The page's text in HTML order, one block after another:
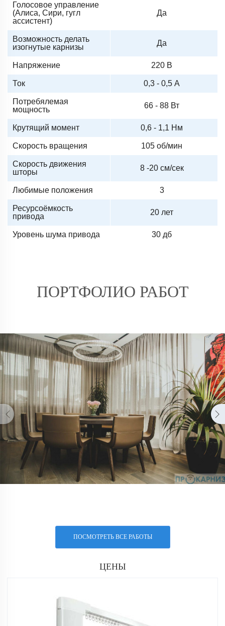
Голосовое управление
(Алиса, Сири, гугл
ассистент)
Да
Возможность делать
изогнутые карнизы
Да
Напряжение 220 В
Ток 0,3 - 0,5 А
Потребялемая
мощность
66 - 88 Вт
Крутящий момент 0,6 - 1,1 Нм
Скорость вращения 105 об/мин
Скорость движения
шторы
8 -20 см/сек
Любимые положения 3
Ресурсоёмкость
привода
20 лет
Уровень шума привода 30 дб
ПОРТФОЛИО РАБОТ
ПОСМОТРЕТЬ ВСЕ РАБОТЫ
ЦЕНЫ